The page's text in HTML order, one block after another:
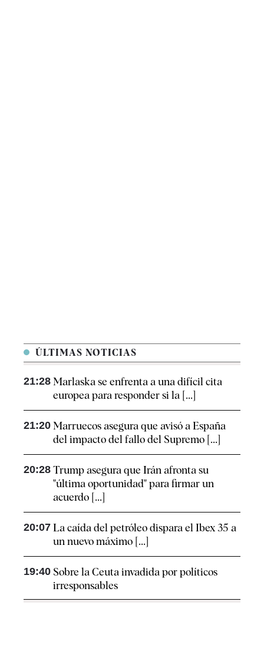
ÚLTIMAS NOTICIAS
21:28 Marlaska se enfrenta a una difícil cita
europea para responder si la [...]
21:20 Marruecos asegura que avisó a España
del impacto del fallo del Supremo [...]
20:28 Trump asegura que Irán afronta su
"última oportunidad" para firmar un
acuerdo [...]
20:07 La caída del petróleo dispara el Ibex 35 a
un nuevo máximo [...]
19:40 Sobre la Ceuta invadida por políticos
irresponsables